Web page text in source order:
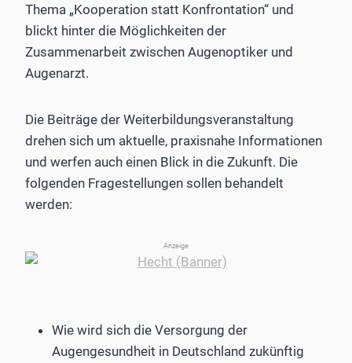
Thema „Kooperation statt Konfrontation“ und
blickt hinter die Möglichkeiten der
Zusammenarbeit zwischen Augenoptiker und
Augenarzt.
Die Beiträge der Weiterbildungsveranstaltung
drehen sich um aktuelle, praxisnahe Informationen
und werfen auch einen Blick in die Zukunft. Die
folgenden Fragestellungen sollen behandelt
werden:
Anzeige
Wie wird sich die Versorgung der
Augengesundheit in Deutschland zukünftig